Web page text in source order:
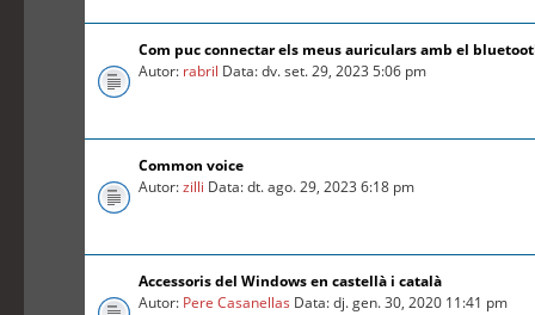
Com puc connectar els meus auriculars amb el
Autor: rabril Data: dv. set. 29, 2023 5:06 pm
Common voice
Autor:zilli Data: dt. ago. 29, 2023 6:18 pm
Accessoris del Windows en castellà i català
Autor: Pere Casanellas Data: dj. gen. 30, 2020 11:41 pm